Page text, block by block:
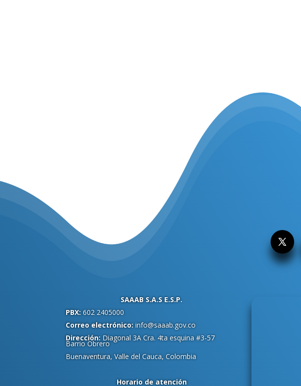
SAAAB S.A.S E.S.P.
PBX: 602 2405000
Correo electrónico: info@saaab.gov.co
Dirección: Diagonal 3A Cra. 4ta esquina #3-57
Barrio Obrero
Buenaventura, Valle del Cauca, Colombia
Horario de atención